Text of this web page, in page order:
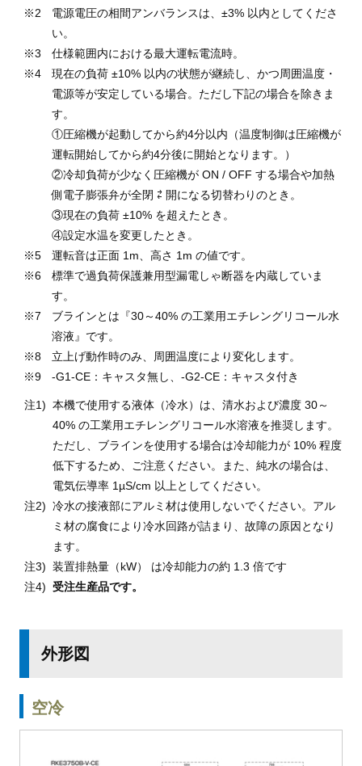
電源電圧の相間アンバランスは、±3% 以内としてくださ
い。
仕様範囲内における最大運転電流時。
現在の負荷 ±10% 以内の状態が継続し、かつ周囲温度・
電源等が安定している場合。ただし下記の場合を除きま
す。
①圧縮機が起動してから約4分以内（温度制御は圧縮機が
運転開始してから約4分後に開始となります。）
②冷却負荷が少なく圧縮機が ON / OFF する場合や加熱
側電子膨張弁が全閉 ⇄ 開になる切替わりのとき。
③現在の負荷 ±10% を超えたとき。
④設定水温を変更したとき。
運転音は正面 1m、高さ 1m の値です。
標準で過負荷保護兼用型漏電しゃ断器を内蔵していま
す。
ブラインとは『30～40% の工業用エチレングリコール水
溶液』です。
立上げ動作時のみ、周囲温度により変化します。
-G1-CE：キャスタ無し、-G2-CE：キャスタ付き
本機で使用する液体（冷水）は、清水および濃度 30～
40% の工業用エチレングリコール水溶液を推奨します。
ただし、ブラインを使用する場合は冷却能力が 10% 程度
低下するため、ご注意ください。また、純水の場合は、
電気伝導率 1µS/cm 以上としてください。
冷水の接液部にアルミ材は使用しないでください。アル
ミ材の腐食により冷水回路が詰まり、故障の原因となり
ます。
装置排熱量（kW） は冷却能力の約 1.3 倍です
受注生産品です。
外形図
空冷